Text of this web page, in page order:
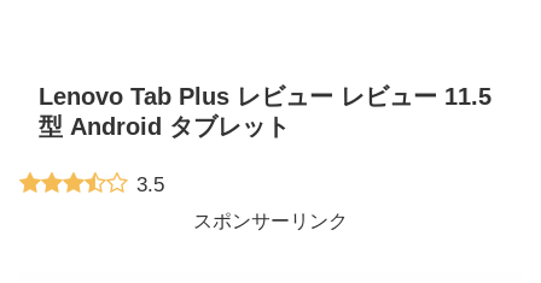
Lenovo Tab Plus レビュー レビュー 11.5
型 Android タブレット
3.5
スポンサーリンク